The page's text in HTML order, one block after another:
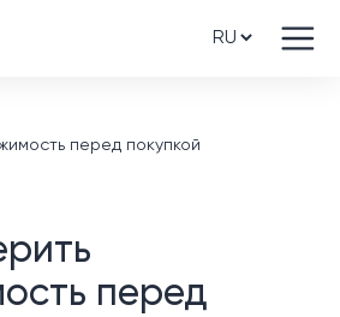
перед покупкой
перед